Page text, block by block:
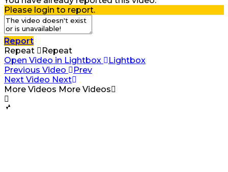
Please login to report.
Report
Repeat
Repeat
Open Video in Lightbox
Lightbox
Previous Video
Prev
Next Video Next
More Videos More Videos